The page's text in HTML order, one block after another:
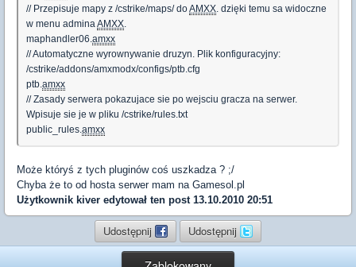
// Przepisuje mapy z /cstrike/maps/ doAMXX. dzięki temu sa widoczne
w menu adminaAMXX.
maphandler06.amxx
// Automatyczne wyrownywanie druzyn. Plik konfiguracyjny:
/cstrike/addons/amxmodx/configs/ptb.cfg
ptb.amxx
// Zasady serwera pokazujace sie po wejsciu gracza na serwer.
Wpisuje sie je w pliku /cstrike/rules.txt
public_rules.amxx
Może któryś z tych pluginów coś uszkadza ? ;/
Chyba że to od hosta serwer mam na Gamesol.pl
Użytkownik kiver edytował ten post 13.10.2010 20:51
Udostępnij Udostępnij